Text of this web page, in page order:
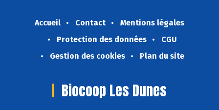
Accueil Contact
Mentions légales
Protection des données
CGU
Gestion des cookies
Plan du site
Biocoop Les Dunes